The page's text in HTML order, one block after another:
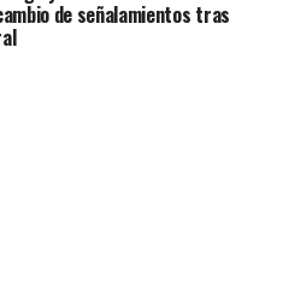
de señalamientos tras